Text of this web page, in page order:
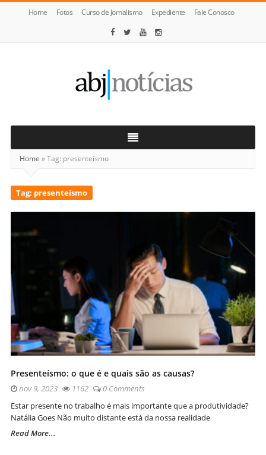
Home Fotos Curso de Jornalismo Expediente Fale Conosco
Notícias
Home »Tag: presenteísmo
Tag: presenteísmo
Presenteísmo: o que é e quais são as causas?
nov 9, 2023 1162
0 Comments
Estar presente no trabalho é mais importante que a produtividade?
Natália Goes Não muito distante está da nossa realidade
Read More...